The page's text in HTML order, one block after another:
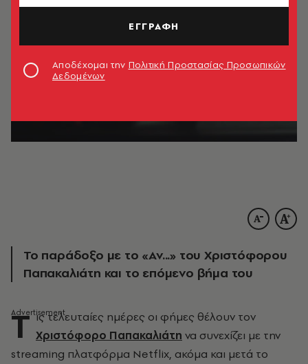
Το παράδοξο με το «Αν...» του Χριστόφορου
Παπακαλιάτη και το επόμενο βήμα του
Τ ις τελευταίες ημέρες οι φήμες θέλουν τον
Χριστόφορο Παπακαλιάτη να συνεχίζει με την
streaming πλατφόρμα Netflix, ακόμα και μετά το
ΕΓΓΡΑΦΗ
Αποδέχομαι την Πολιτική Προστασίας Προσωπικών
Δεδομένων